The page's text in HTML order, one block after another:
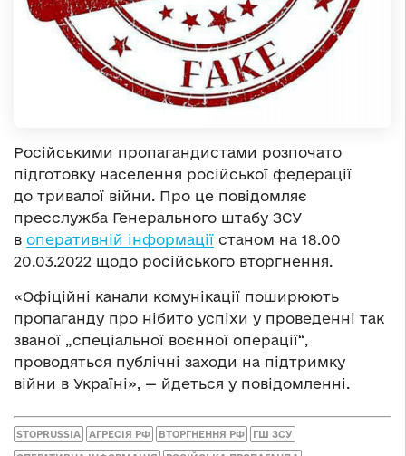
Російськими пропагандистами розпочато
підготовку населення російської федерації
до тривалої війни. Про це повідомляє
пресслужба Генерального штабу ЗСУ
в оперативній інформації станом на 18.00
20.03.2022 щодо російського вторгнення.
«Офіційні канали комунікації поширюють
пропаганду про нібито успіхи у проведенні так
званої „спеціальної воєнної операції“,
проводяться публічні заходи на підтримку
війни в Україні», — йдеться у повідомленні.
STOPRUSSIA АГРЕСІЯ РФ ВТОРГНЕННЯ РФ ГШ ЗСУ